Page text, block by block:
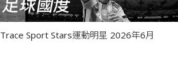
Trace Sport Stars運動明星 2026年6月